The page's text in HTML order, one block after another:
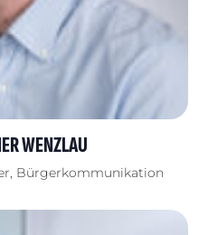
WENZLAU
Bürgerkommunikation